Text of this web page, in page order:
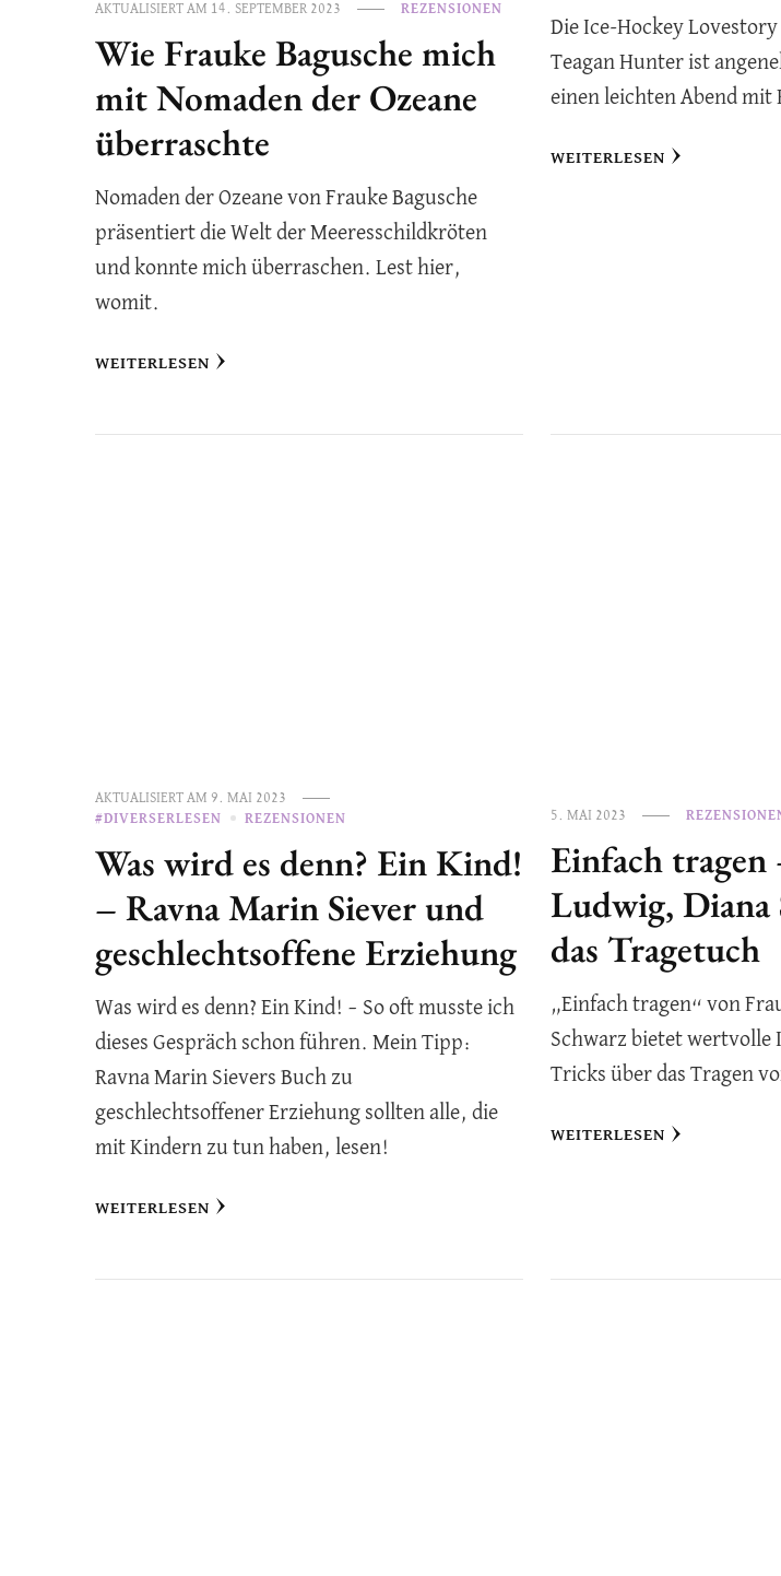
AKTUALISIERT AM 14. SEPTEMBER 2023 REZENSIONEN
Wie Frauke Bagusche mich
mit Nomaden der Ozeane
überraschte
Nomaden der Ozeane von Frauke Bagusche
präsentiert die Welt der Meeresschildkröten
und konnte mich überraschen. Lest hier,
womit.
WEITERLESEN
Die Ice-Hockey
Teagan Hunter ist
einen leichten Abend mit
WEITERLESEN
AKTUALISIERT AM 9. MAI 2023
#DIVERSERLESEN
REZENSIONEN
Was wird es denn? Ein Kind!
– Ravna Marin Siever und
geschlechtsoffene Erziehung
Was wird es denn? Ein Kind! – So oft musste ich
dieses Gespräch schon führen. Mein Tipp:
Ravna Marin Sievers Buch zu
geschlechtsoffener Erziehung sollten alle, die
mit Kindern zu tun haben, lesen!
WEITERLESEN
5. MAI 2023
Einfach tragen
Ludwig, Diana
das Tragetuch
„Einfach tragen“ von
Schwarz bietet wertvolle
Tricks über das Tragen
WEITERLESEN